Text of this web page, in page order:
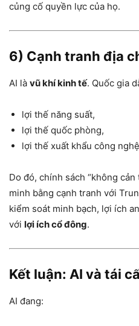
củng cố quyền lực của họ.
6) Cạnh tranh địa
AI là vũ khí kinh tế. Quốc gia
lợi thế năng suất,
lợi thế quốc phòng,
lợi thế xuất khẩu công
Do đó, chính sách “không
minh bằng cạnh tranh với
kiểm soát minh bạch, lợi ích
với lợi ích cổ đông.
Kết luận: AI và tái
AI đang: